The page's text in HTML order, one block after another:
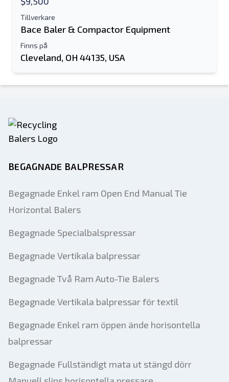
Tillverkare
Bace Baler & Compactor Equipment
Finns på
Cleveland, OH 44135, USA
BEGAGNADE BALPRESSAR
Begagnade Enkel ram Open End Manual Tie
Horizontal Balers
Begagnade Specialbalspressar
Begagnade Vertikala balpressar
Begagnade Två Ram Auto-Tie Balers
Begagnade Vertikala balpressar för textil
Begagnade Enkel ram öppen ände horisontella
balpressar
Begagnade Fullständigt mata ut stängd dörr